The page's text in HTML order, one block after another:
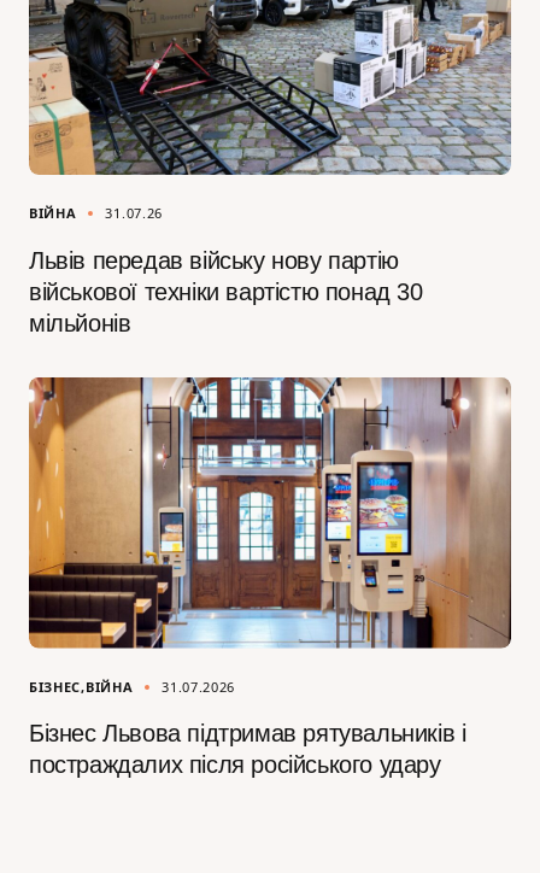
ВІЙНА 31.07.26
Львів передав війську нову партію
військової техніки вартістю понад 30
мільйонів
БІЗНЕС ВІЙНА 31.07.2026
Бізнес Львова підтримав рятувальників і
постраждалих після російського удару